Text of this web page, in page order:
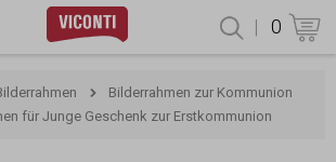
| 0
Bilderrahmen zur Kommunion
für Junge Geschenk zur Erstkommunion